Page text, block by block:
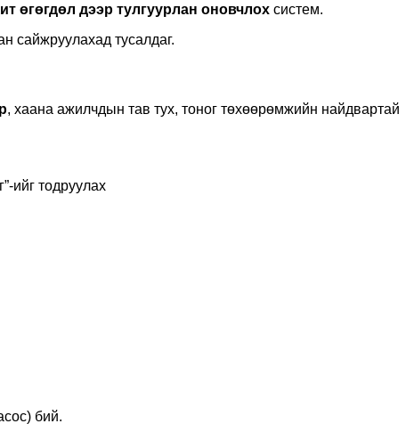
өгөгдөл дээр тулгуурлан оновчлох систем.
сайжруулахад тусалдаг.
, хаана ажилчдын тав тух, тоног төхөөрөмжийн найдвартай
ийг тодруулах
бий.